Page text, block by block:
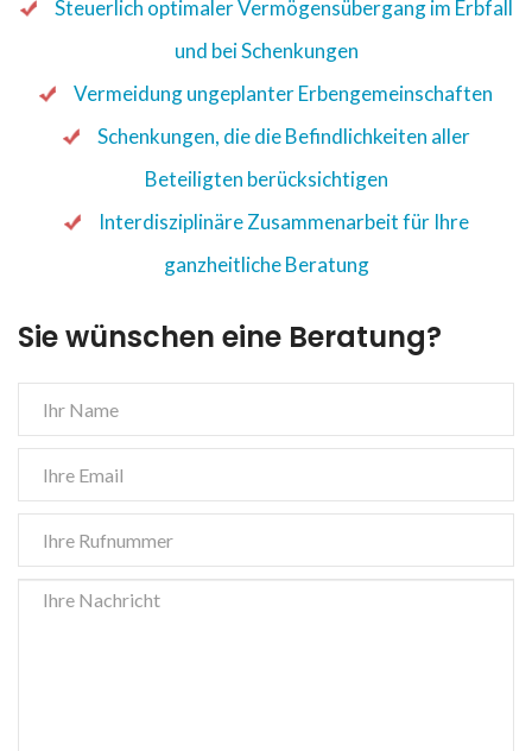
Steuerlich optimaler Vermögensübergang im Erbfall
und bei Schenkungen
Vermeidung ungeplanter Erbengemeinschaften
Schenkungen, die die Befindlichkeiten aller
Beteiligten berücksichtigen
Interdisziplinäre Zusammenarbeit für Ihre
ganzheitliche Beratung
Sie wünschen eine Beratung?